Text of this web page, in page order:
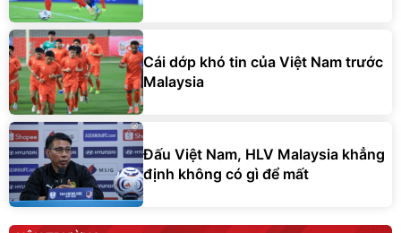
Cái dớp khó tin của Việt Nam trước
Malaysia
Đấu Việt Nam, HLV Malaysia khẳng
định không có gì để mất